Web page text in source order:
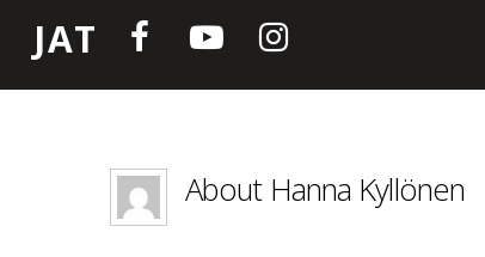
JAT
About Hanna Kyllönen